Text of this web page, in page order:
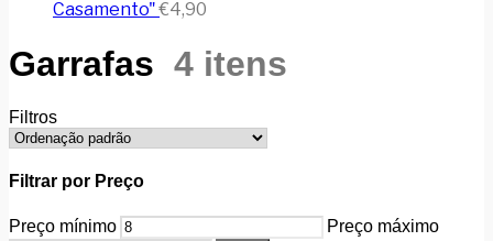
Casamento" €4,90
Garrafas 4 itens
Filtros
Filtrar por Preço
Preço mínimo Preço máximo